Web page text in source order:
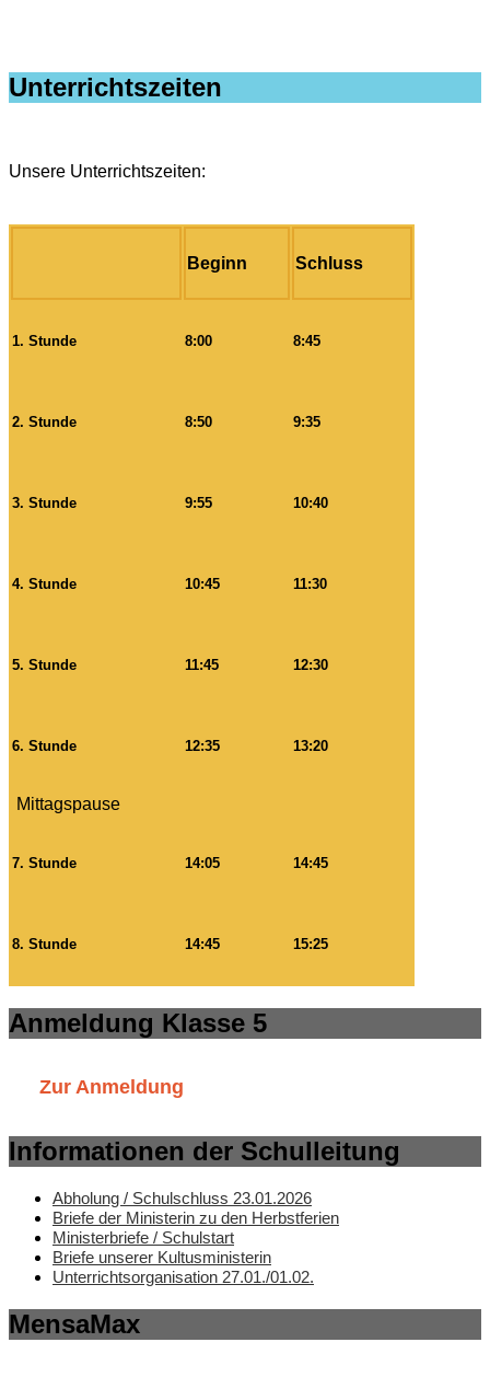
Unterrichtszeiten
Unsere Unterrichtszeiten:
Beginn Schluss
1. Stunde 8:00 8:45
2. Stunde 8:50 9:35
3. Stunde 9:55 10:40
4. Stunde 10:45 11:30
5. Stunde 11:45 12:30
6. Stunde 12:35 13:20
Mittagspause
7. Stunde 14:05 14:45
8. Stunde 14:45 15:25
Anmeldung Klasse 5
Zur Anmeldung
Informationen der Schulleitung
Abholung / Schulschluss 23.01.2026
Briefe der Ministerin zu den Herbstferien
Ministerbriefe / Schulstart
Briefe unserer Kultusministerin
Unterrichtsorganisation 27.01./01.02.
MensaMax